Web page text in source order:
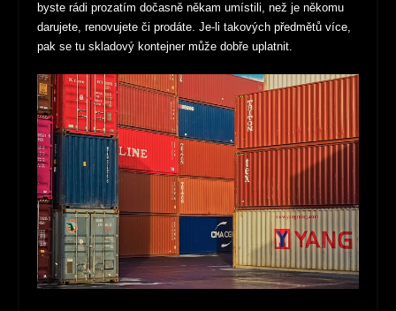
byste rádi prozatím dočasně někam umístili, než je někomu
darujete, renovujete či prodáte. Je-li takových předmětů více,
pak se tu skladový kontejner může dobře uplatnit.